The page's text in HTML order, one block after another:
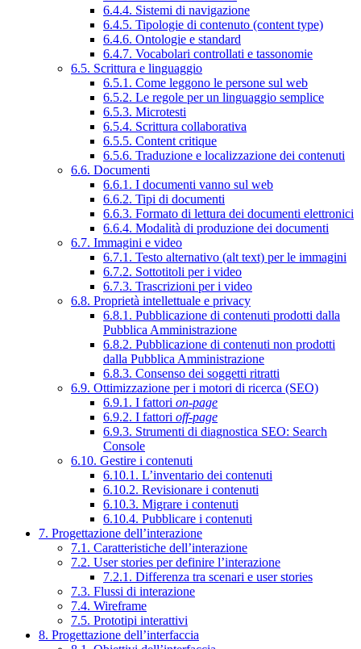
6.4.4. Sistemi di navigazione
6.4.5. Tipologie di contenuto (content type)
6.4.6. Ontologie e standard
6.4.7. Vocabolari controllati e tassonomie
6.5. Scrittura e linguaggio
6.5.1. Come leggono le persone sul web
6.5.2. Le regole per un linguaggio semplice
6.5.3. Microtesti
6.5.4. Scrittura collaborativa
6.5.5. Content critique
6.5.6. Traduzione e localizzazione dei contenuti
6.6. Documenti
6.6.1. I documenti vanno sul web
6.6.2. Tipi di documenti
6.6.3. Formato di lettura dei documenti elettronici
6.6.4. Modalità di produzione dei documenti
6.7. Immagini e video
6.7.1. Testo alternativo (alt text) per le immagini
6.7.2. Sottotitoli per i video
6.7.3. Trascrizioni per i video
6.8. Proprietà intellettuale e privacy
6.8.1. Pubblicazione di contenuti prodotti dalla
Pubblica Amministrazione
6.8.2. Pubblicazione di contenuti non prodotti
dalla Pubblica Amministrazione
6.8.3. Consenso dei soggetti ritratti
6.9. Ottimizzazione per i motori di ricerca (SEO)
6.9.1. I fattori on-page
6.9.2. I fattori off-page
6.9.3. Strumenti di diagnostica SEO: Search
Console
6.10. Gestire i contenuti
6.10.1. L’inventario dei contenuti
6.10.2. Revisionare i contenuti
6.10.3. Migrare i contenuti
6.10.4. Pubblicare i contenuti
7. Progettazione dell’interazione
7.1. Caratteristiche dell’interazione
7.2. User stories per definire l’interazione
7.2.1. Differenza tra scenari e user stories
7.3. Flussi di interazione
7.4. Wireframe
7.5. Prototipi interattivi
8. Progettazione dell’interfaccia